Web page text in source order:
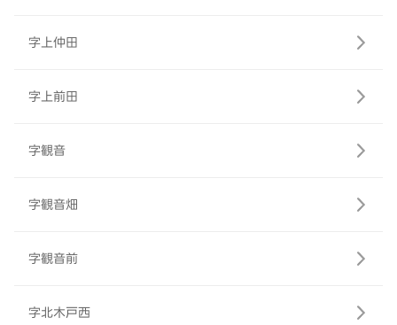
字上仲田
字上前田
字観音
字観音畑
字観音前
字北木戸西